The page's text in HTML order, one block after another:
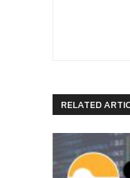
RELATED